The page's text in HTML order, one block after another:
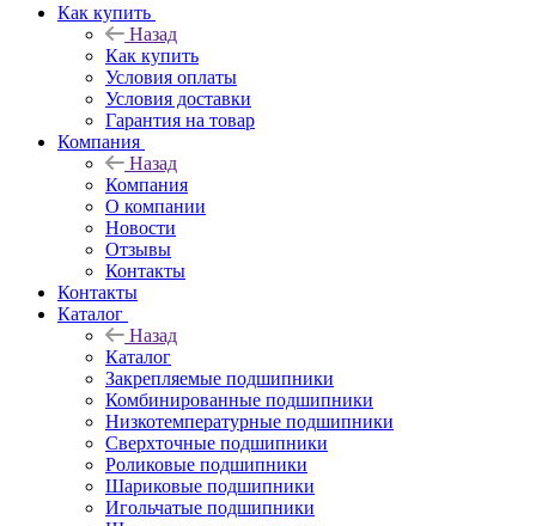
Как купить
Назад
Как купить
Условия оплаты
Условия доставки
Гарантия на товар
Компания
Назад
Компания
О компании
Новости
Отзывы
Контакты
Контакты
Каталог
Назад
Каталог
Закрепляемые подшипники
Комбинированные подшипники
Низкотемпературные подшипники
Сверхточные подшипники
Роликовые подшипники
Шариковые подшипники
Игольчатые подшипники